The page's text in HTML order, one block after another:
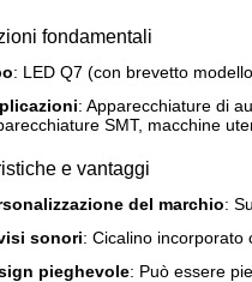
fondamentali
: LED Q7 (con brevetto
: Apparecchiature di
SMT, macchine
e vantaggi
del marchio:
sonori: Cicalino incorporato
pieghevole: Può essere